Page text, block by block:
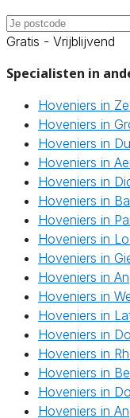
Gratis - Vrijblijvend
Specialisten in
Hoveniers in
Hoveniers in
Hoveniers in
Hoveniers in
Hoveniers in
Hoveniers in
Hoveniers in
Hoveniers in
Hoveniers in
Hoveniers in
Hoveniers in
Hoveniers in
Hoveniers in
Hoveniers in
Hoveniers in
Hoveniers in
Hoveniers in